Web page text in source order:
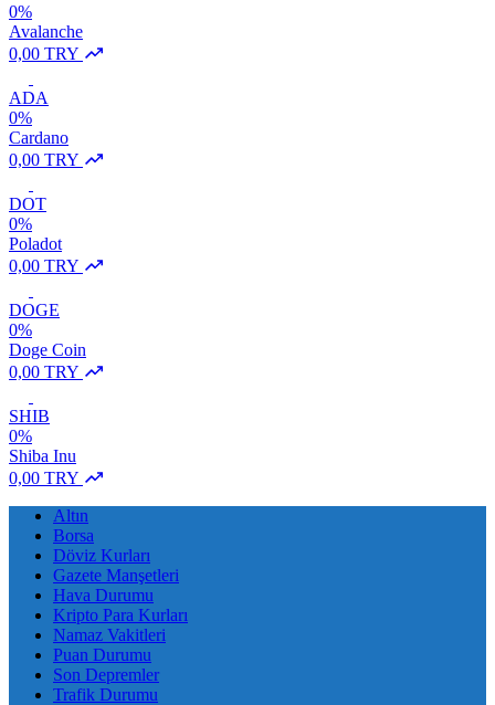
0%
Avalanche
0,00 TRY
ADA
0%
Cardano
0,00 TRY
DOT
0%
Poladot
0,00 TRY
DOGE
0%
Doge Coin
0,00 TRY
SHIB
0%
Shiba Inu
0,00 TRY
Altın
Borsa
Döviz Kurları
Gazete Manşetleri
Hava Durumu
Kripto Para Kurları
Namaz Vakitleri
Puan Durumu
Son Depremler
Trafik Durumu